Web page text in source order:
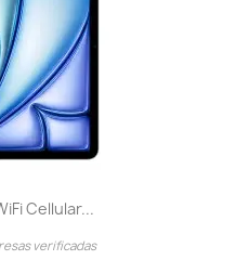
Cellular...
verificadas